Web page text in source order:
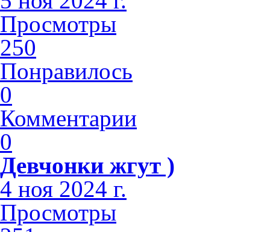
Просмотры
250
Понравилось
0
Комментарии
0
Девчонки жгут )
4 ноя 2024 г.
Просмотры